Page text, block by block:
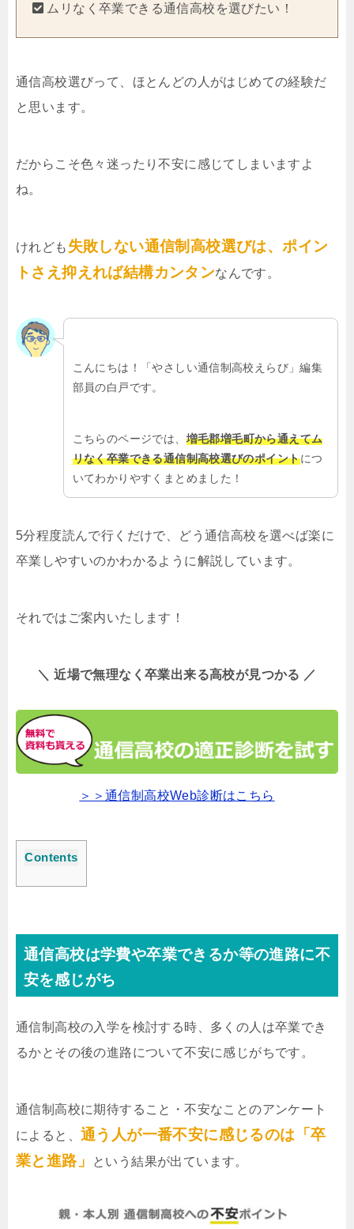
ムリなく卒業できる通信高校を選びたい！
通信高校選びって、ほとんどの人がはじめての経験だ
と思います。
だからこそ色々迷ったり不安に感じてしまいますよ
ね。
けれども 失敗しない通信制高校選びは、ポイン
トさえ抑えれば結構カンタンなんです。
こんにちは！「やさしい通信制高校えらび」編集
部員の白戸です。
こちらのページでは、 増毛郡増毛町から通えてム
リなく卒業できる通信制高校選びのポイントにつ
いてわかりやすくまとめました！
5分程度読んで行くだけで、どう通信高校を選べば楽に
卒業しやすいのかわかるように解説しています。
それではご案内いたします！
＼ 近場で無理なく卒業出来る高校が見つかる ／
＞＞通信制高校Web診断はこちら
Contents
通信高校は学費や卒業できるか等の進路に不
安を感じがち
通信制高校の入学を検討する時、多くの人は卒業でき
るかとその後の進路について不安に感じがちです。
通信制高校に期待すること・不安なことのアンケート
によると、 通う人が一番不安に感じるのは「卒
業と進路」
という結果が出ています。